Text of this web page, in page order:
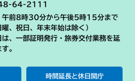
64-2111
午前8時30分から午後5時15分まで
曜、祝日、年末年始は除く）
は、一部証明発行・旅券交付業務を延
。
時間延長と休日開庁